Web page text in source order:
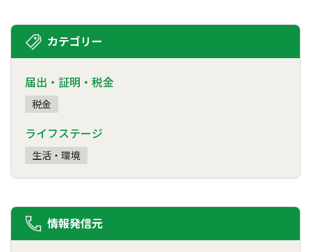
カテゴリー
届出・証明・税金
税金
ライフステージ
生活・環境
情報発信元